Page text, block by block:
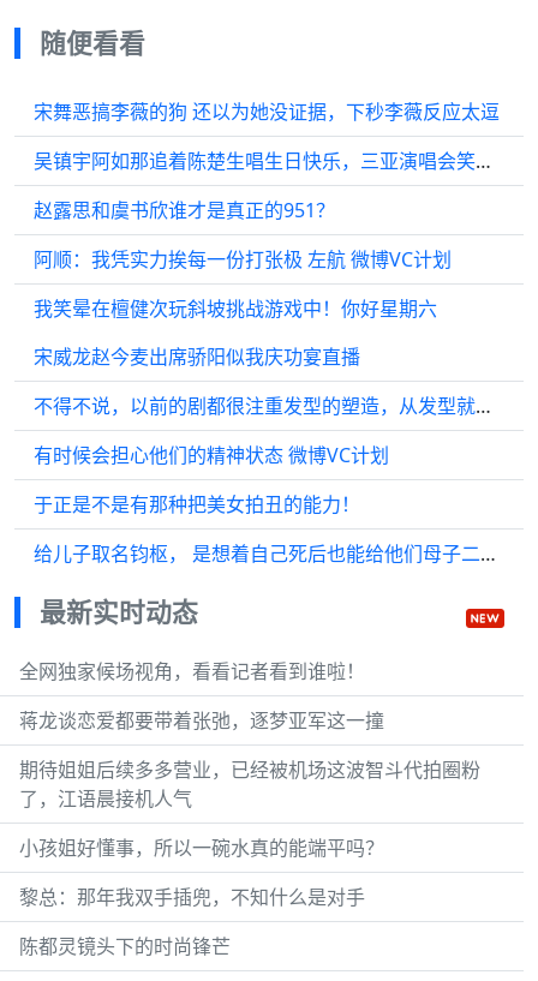
随便看看
宋舞恶搞李薇的狗 还以为她没证据，下秒李薇反应太逗
吴镇宇阿如那追着陈楚生唱生日快乐，三亚演唱会笑到跺脚
赵露思和虞书欣谁才是真正的951？
阿顺：我凭实力挨每一份打张极 左航 微博VC计划
我笑晕在檀健次玩斜坡挑战游戏中！你好星期六
宋威龙赵今麦出席骄阳似我庆功宴直播
不得不说，以前的剧都很注重发型的塑造，从发型就可以看出人物形象和特点！
有时候会担心他们的精神状态 微博VC计划
于正是不是有那种把美女拍丑的能力！
给儿子取名钧枢， 是想着自己死后也能给他们母子二人一个护身符 还好最后he
最新实时动态
全网独家候场视角，看看记者看到谁啦！
蒋龙谈恋爱都要带着张弛，逐梦亚军这一撞
期待姐姐后续多多营业，已经被机场这波智斗代拍圈粉
了，江语晨接机人气
小孩姐好懂事，所以一碗水真的能端平吗？
黎总：那年我双手插兜，不知什么是对手
陈都灵镜头下的时尚锋芒